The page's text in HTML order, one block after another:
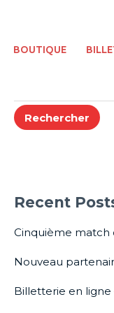
BOUTIQUE
Rechercher
Recent
Cinquième match
Nouveau
Billetterie en ligne